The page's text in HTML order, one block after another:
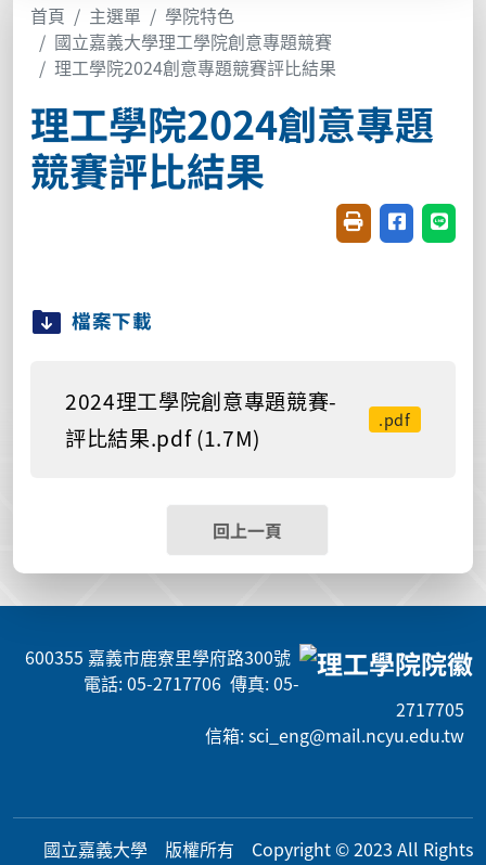
首頁 主選單
學院特色
國立嘉義大學理工學院創意專題競賽
理工學院2024創意專題競賽評比結果
理工學院2024創意專題
競賽評比結果
友善列印(開新視
分享至臉書
分享
檔案下載
2024理工學院創意專題競賽-
評比結果.pdf (1.7M)
.pdf
回上一頁
600355 嘉義市鹿寮里學府路300號
電話: 05-2717706 傳真: 05-
2717705
信箱: sci_eng@mail.ncyu.edu.tw
國立嘉義大學 版權所有 Copyright © 2023 All Rights